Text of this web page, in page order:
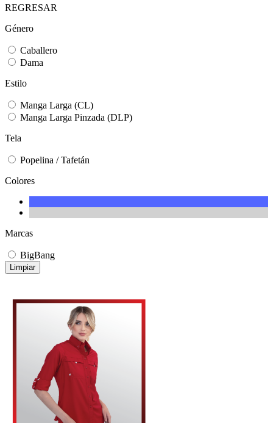
REGRESAR
Género
Caballero
Dama
Estilo
Manga Larga (CL)
Manga Larga Pinzada (DLP)
Tela
Popelina / Tafetán
Colores
Marcas
BigBang
Limpiar